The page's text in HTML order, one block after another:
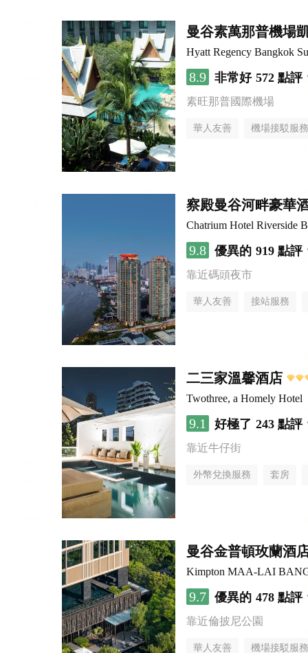
曼谷素萬那普機場
Hyatt Regency Bangkok
8.9 非常好 572 點評
素旺那普國際機場
華人友善 機場接駁服務
察殿曼谷河畔豪華
Chatrium Hotel Riverside
9.8 優異的 919 點評
靠近碼頭夜市
華人友善 接站服務
二三家溫馨酒店
Twothree, a Homely Hotel
9.1 好極了 243 點評
靠近牛仔街
外幣兌換服務 套房
曼谷金普頓玫蘭酒
Kimpton MAA-LAI
9.7 優異的 478 點評
靠近倫披尼公園
華人友善 機場接駁服務